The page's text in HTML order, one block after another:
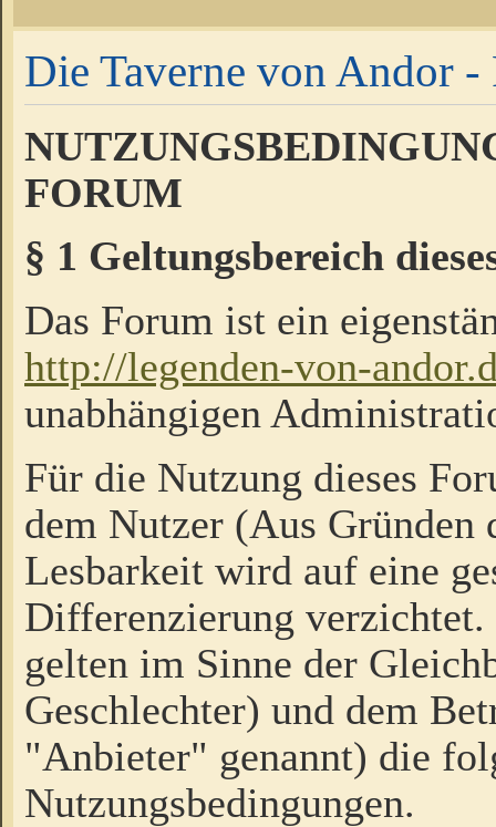
Die Taverne von Andor -
FORUM
§ 1 Geltungsbereich
Das Forum ist ein
http://legenden-von-
unabhängigen
Für die Nutzung dieses
dem Nutzer (Aus Gründen
Lesbarkeit wird auf eine
Differenzierung
gelten im Sinne der
Geschlechter) und dem
"Anbieter" genannt) die
Nutzungsbedingungen.